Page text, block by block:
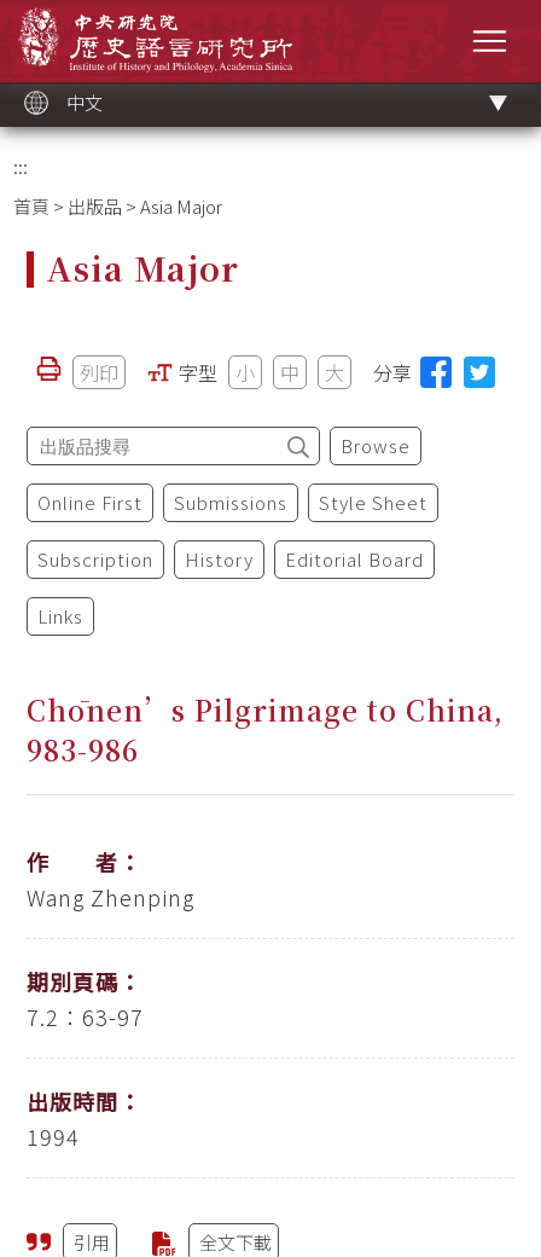
中文
:::
首頁 > 出版品 > Asia Major
Asia Major
列印 字型 小 中 大 分享
Browse
Online First Submissions Style Sheet
Subscription History Editorial Board
Links
Chōnen’s Pilgrimage to China,
983-986
作 者：
Wang Zhenping
期別頁碼：
7.2：63-97
出版時間：
1994
引用 全文下載